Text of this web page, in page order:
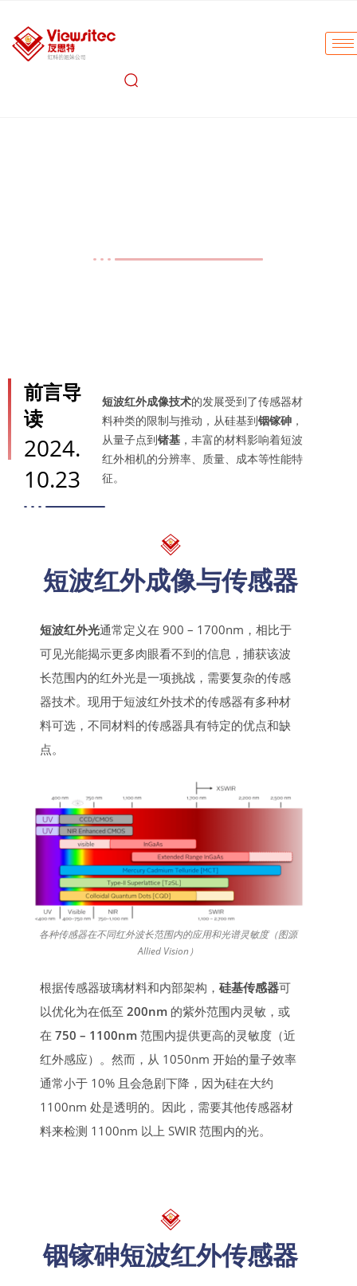
前言导
读
2024.
10.23
短波红外成像技术的发展受到了传感器材
料种类的限制与推动，从硅基到铟镓砷，
从量子点到锗基，丰富的材料影响着短波
红外相机的分辨率、质量、成本等性能特
征。
短波红外成像与传感器
短波红外光通常定义在 900 – 1700nm，相比于
可见光能揭示更多肉眼看不到的信息，捕获该波
长范围内的红外光是一项挑战，需要复杂的传感
器技术。现用于短波红外技术的传感器有多种材
料可选，不同材料的传感器具有特定的优点和缺
点。
各种传感器在不同红外波长范围内的应用和光谱灵敏度（图源
Allied Vision）
根据传感器玻璃材料和内部架构， 硅基传感器可
以优化为在低至 200nm 的紫外范围内灵敏，或
在 750 – 1100nm 范围内提供更高的灵敏度（近
红外感应）。然而，从 1050nm 开始的量子效率
通常小于 10% 且会急剧下降，因为硅在大约
1100nm 处是透明的。因此，需要其他传感器材
料来检测 1100nm 以上 SWIR 范围内的光。
铟镓砷短波红外传感器